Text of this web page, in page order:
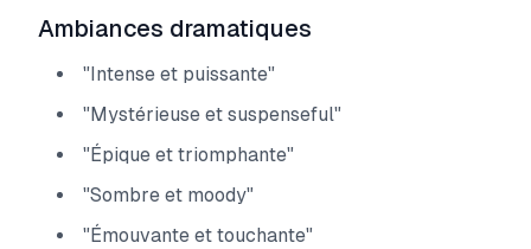
Ambiances dramatiques
"Intense et puissante"
"Mystérieuse et suspenseful"
"Épique et triomphante"
"Sombre et moody"
"Émouvante et touchante"